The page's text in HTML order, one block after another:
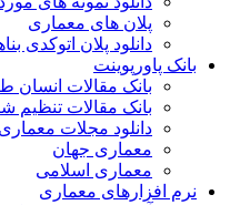
پلان های معماری
دانلود پلان اتوکدی
بانک پاورپوینت
بانک مقالات انسان
بانک مقالات تنظیم
دانلود مجلات معماری
معماری جهان
معماری اسلامی
نرم افزارهای معماری